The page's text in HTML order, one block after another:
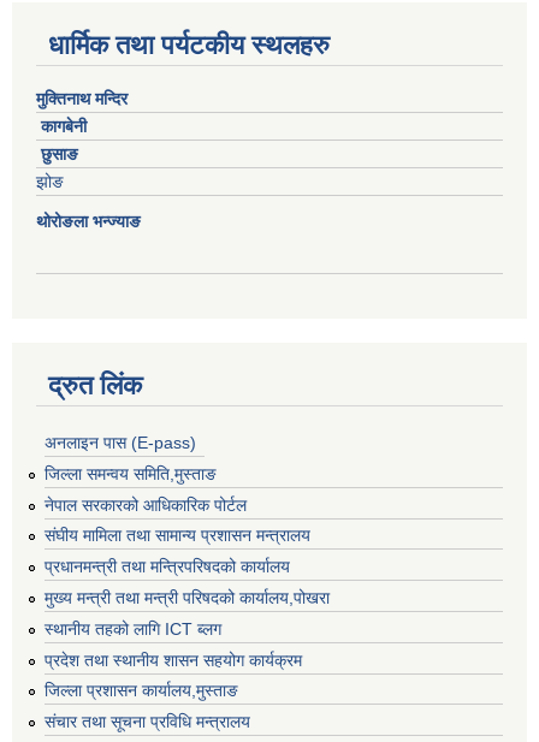
धार्मिक तथा पर्यटकीय स्थलहरु
मुक्तिनाथ मन्दिर
कागबेनी
छुसाङ
झोङ
थोरोङला भन्ज्याङ
द्रुत लिंक
अनलाइन पास (E-pass)
जिल्ला समन्वय समिति,मुस्ताङ
नेपाल सरकारको आधिकारिक पोर्टल
संघीय मामिला तथा सामान्य प्रशासन मन्त्रालय
प्रधानमन्त्री तथा मन्त्रिपरिषदको कार्यालय
मुख्य मन्त्री तथा मन्त्री परिषदको कार्यालय,पोखरा
स्थानीय तहको लागि ICT ब्लग
प्रदेश तथा स्थानीय शासन सहयोग कार्यक्रम
जिल्ला प्रशासन कार्यालय,मुस्ताङ
संचार तथा सूचना प्रविधि मन्त्रालय